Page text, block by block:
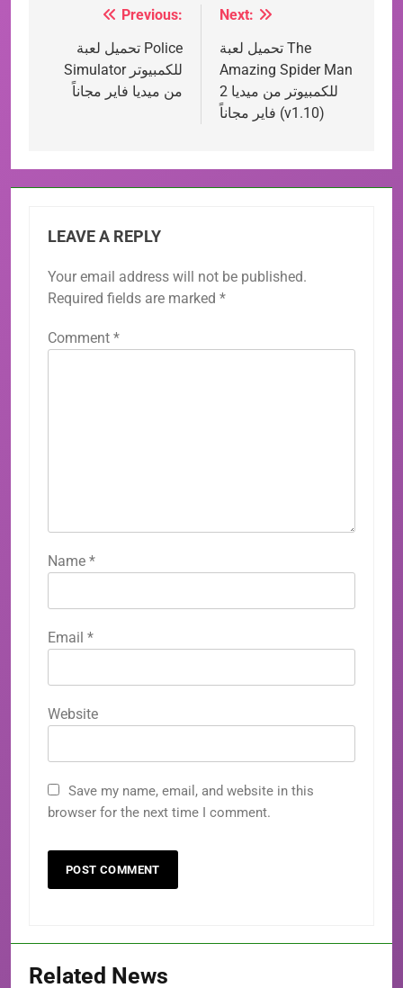
العاب وايفاي WIFI4Games
navigation
Previous:
تحميل لعبة Police
Simulator للكمبيوتر
من ميديا فاير مجاناً
Next:
تحميل لعبة The
Amazing Spider Man
2 للكمبيوتر من ميديا
فاير مجاناً (v1.10)
LEAVE A REPLY
Your email address will not be published.
Required fields are marked *
Comment *
Name *
Email *
Website
Save my name, email, and website in this
browser for the next time I comment.
Related News